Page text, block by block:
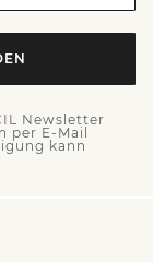
Newsletter
per E-Mail
kann